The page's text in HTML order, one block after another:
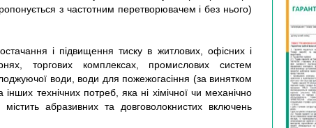
з частотним перетворювачем і без нього)
і підвищення тиску в житлових, офісних і
торгових комплексах, промислових систем
води, води для пожежогасіння (за винятком
технічних потреб, яка ні хімічної чи механічно
абразивних та довговолокнистих включень